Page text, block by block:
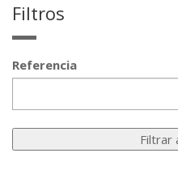
Filtros
Referencia